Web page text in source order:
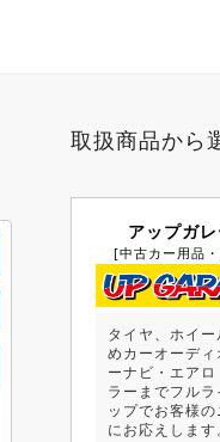
取扱商品から
アップガ
[中古カー用品
タイヤ、ホイー
めカーオーディ
ーナビ・エアロ
ラーまでフルラ
ップでお客様
にお応えします